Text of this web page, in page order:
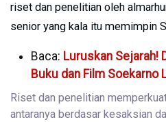
riset dan penelitian oleh
senior yang kala itu memimpin
Baca: Luruskan Sejarah!
Buku dan Film Soekarno
Riset dan penelitian
antaranya berdasar kesaksian